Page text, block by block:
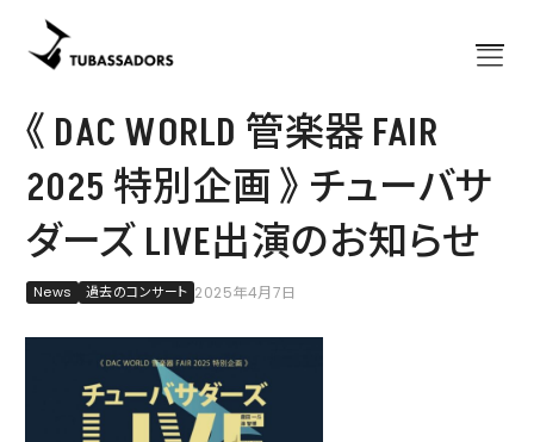
Home
About チューバサダーズについて
出演予定 コンサート
News
Bassazap®
グッズ
《 DAC WORLD 管楽器 FAIR
2025 特別企画 》 チューバサ
ダーズ LIVE出演のお知らせ
News 過去のコンサート 2025年4月7日